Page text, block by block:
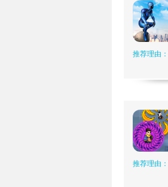
推荐理由：
推荐理由：